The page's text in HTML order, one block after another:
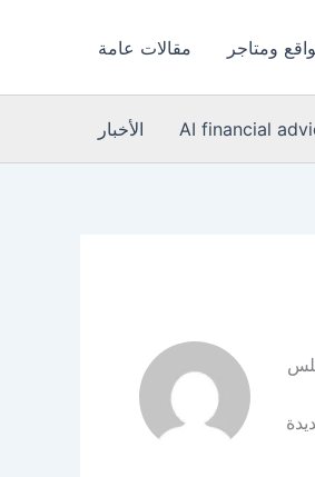
ومتاجر مقالات عامة
AI financial الأخبار